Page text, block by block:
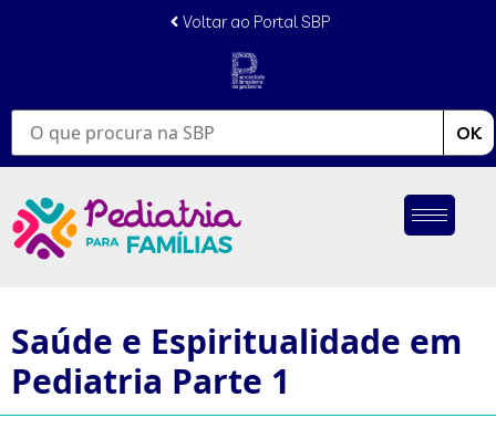
Voltar ao Portal SBP
OK
Saúde e Espiritualidade em
Pediatria Parte 1